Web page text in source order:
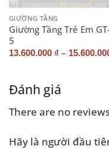
GIƯỜNG TẦNG
Giường Tầng Trẻ Em
5
13.600.000 ₫ –
Đánh giá
There are no
Hãy là người đầu